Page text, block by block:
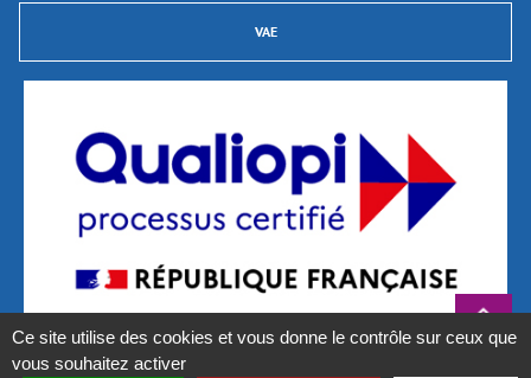
VAE
La certification qualité a été délivrée au titre des catégories d’actions suivantes :
Ce site utilise des cookies et vous donne le contrôle sur ceux que
vous souhaitez activer